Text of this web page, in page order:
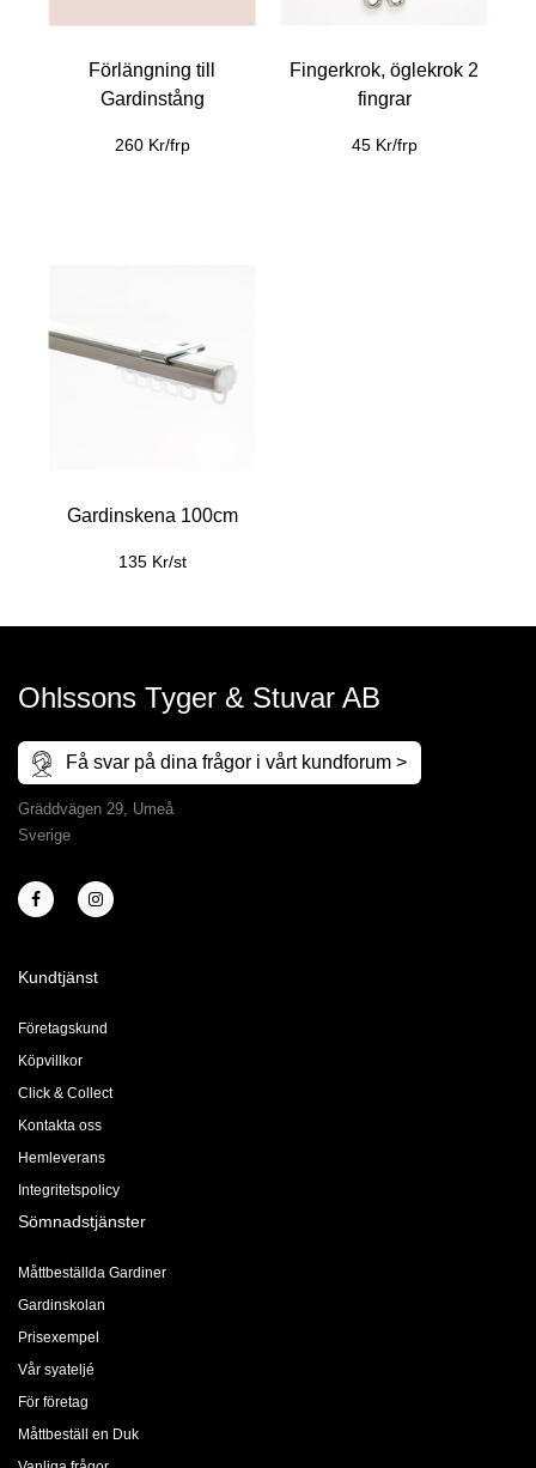
Förlängning till
Gardinstång
260 Kr/frp
Fingerkrok, öglekrok 2
fingrar
45 Kr/frp
Gardinskena 100cm
135 Kr/st
Ohlssons Tyger & Stuvar AB
Få svar på dina frågor i vårt kundforum >
Gräddvägen 29, Umeå
Sverige
Kundtjänst
Företagskund
Köpvillkor
Click & Collect
Kontakta oss
Hemleverans
Integritetspolicy
Sömnadstjänster
Måttbeställda Gardiner
Gardinskolan
Prisexempel
Vår syateljé
För företag
Måttbeställ en Duk